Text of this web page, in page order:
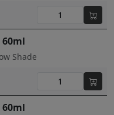
Shade